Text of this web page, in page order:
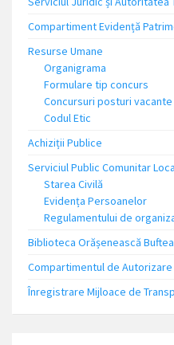
Compartiment Evidență
Resurse Umane
Organigrama
Formulare tip concurs
Concursuri posturi vacante
Codul Etic
Achiziții Publice
Serviciul Public Comunitar
Starea Civilă
Evidența Persoanelor
Regulamentului de
Biblioteca Orășenească Buftea
Compartimentul de
Înregistrare Mijloace de